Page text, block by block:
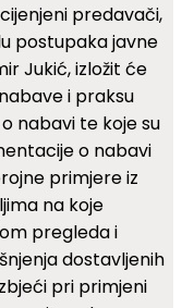
predavači,
postupaka javne
Jukić, izložit će
i praksu
nabavi te koje su
o nabavi
primjere iz
na koje
pregleda i
dostavljenih
pri primjeni